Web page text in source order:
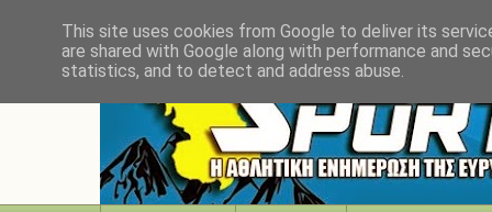
This site uses cookies from Google to deliver its
are shared with Google along with performance and
statistics, and to detect and address abuse.